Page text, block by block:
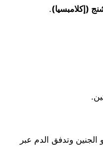
(إكلامبسيا).
الجنين وتدفق الدم عبر